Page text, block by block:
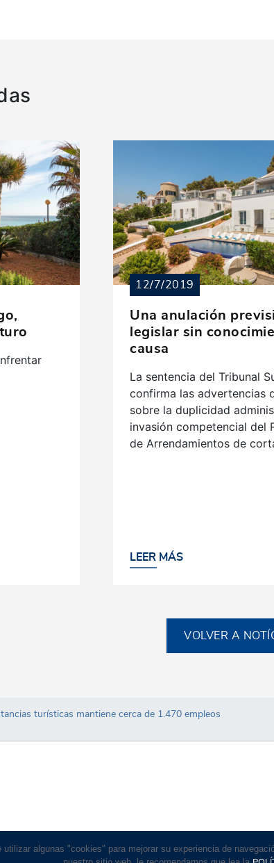
turísticas mantiene cerca de 1.470 empleos
Una anulación
legislar sin
causa
12/7/2019
La sentencia del Tribunal
confirma las advertencias
sobre la duplicidad
invasión competencial del
de Arrendamientos de
LEER MÁS
VOLVER A
utilizar algunas "cookies" para mejorar su experiencia de